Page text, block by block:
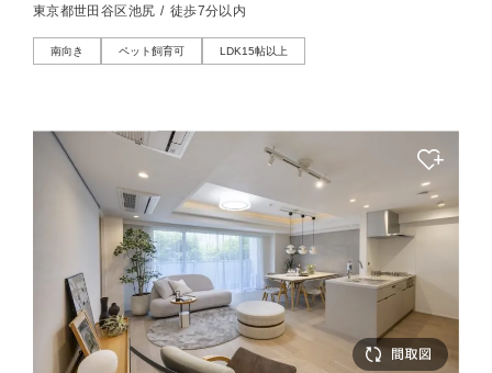
東京都世田谷区池尻 / 徒歩7分以内
南向き ペット飼育可 LDK15帖以上